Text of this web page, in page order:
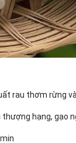
rau thơm rừng
hạng, gạo